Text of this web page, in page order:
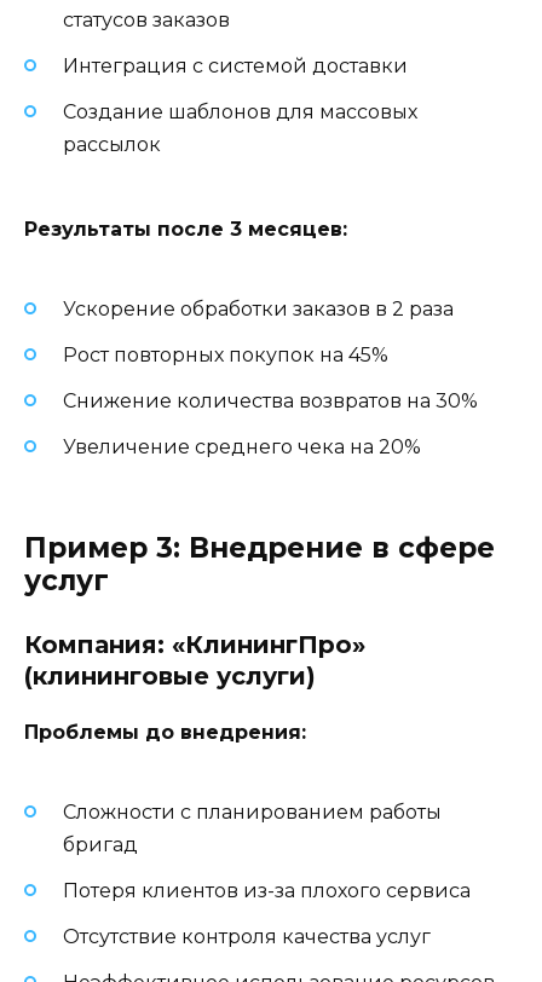
статусов заказов
Интеграция с системой доставки
Создание шаблонов для массовых
рассылок
Результаты после 3 месяцев:
Ускорение обработки заказов в 2 раза
Рост повторных покупок на 45%
Снижение количества возвратов на 30%
Увеличение среднего чека на 20%
Пример 3: Внедрение в сфере
услуг
Компания: «КлинингПро»
(клининговые услуги)
Проблемы до внедрения:
Сложности с планированием работы
бригад
Потеря клиентов из-за плохого сервиса
Отсутствие контроля качества услуг